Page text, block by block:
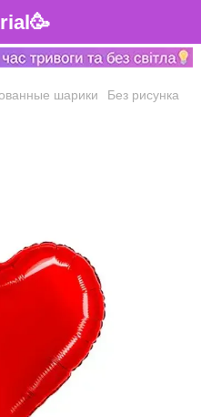
шарики Без рисунка